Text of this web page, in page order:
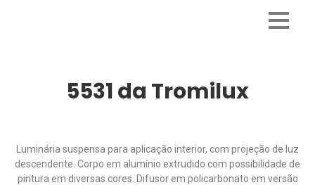
5531 da Tromilux
Luminária suspensa para aplicação interior, com projeção de luz
descendente. Corpo em alumínio extrudido com possibilidade de
pintura em diversas cores. Difusor em policarbonato em versão